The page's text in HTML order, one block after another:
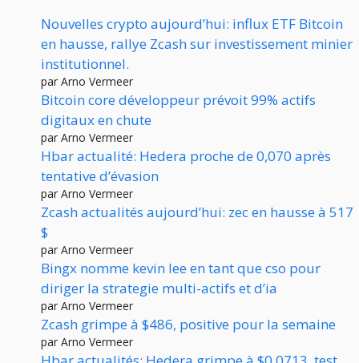
Nouvelles crypto aujourd’hui: influx ETF Bitcoin
en hausse, rallye Zcash sur investissement minier
institutionnel.
par Arno Vermeer
Bitcoin core développeur prévoit 99% actifs
digitaux en chute
par Arno Vermeer
Hbar actualité: Hedera proche de 0,070 après
tentative d’évasion
par Arno Vermeer
Zcash actualités aujourd’hui: zec en hausse à 517
$
par Arno Vermeer
Bingx nomme kevin lee en tant que cso pour
diriger la strategie multi-actifs et d’ia
par Arno Vermeer
Zcash grimpe à $486, positive pour la semaine
par Arno Vermeer